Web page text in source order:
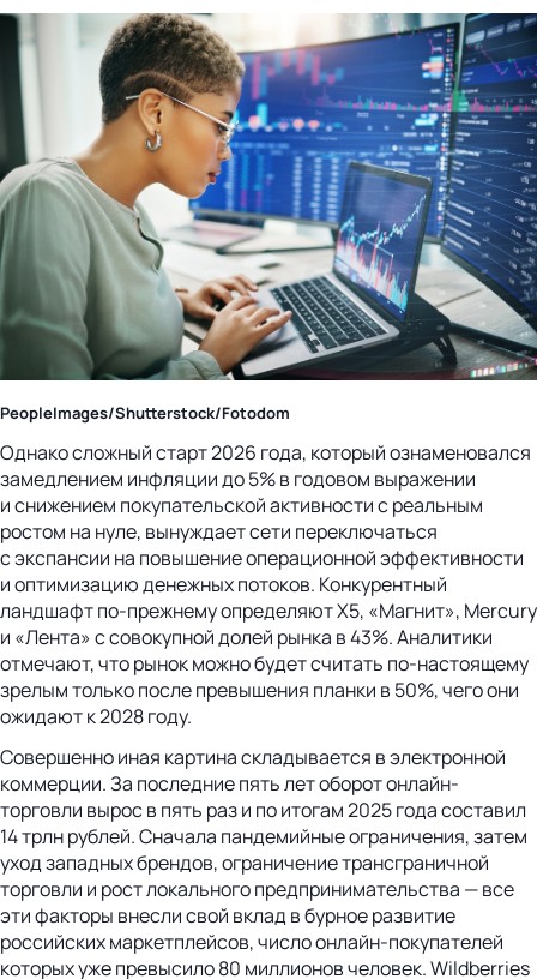
PeopleImages/Shutterstock/Fotodom
Однако сложный старт 2026 года, который ознаменовался
замедлением инфляции до 5% в годовом выражении
и снижением покупательской активности с реальным
ростом на нуле, вынуждает сети переключаться
с экспансии на повышение операционной эффективности
и оптимизацию денежных потоков. Конкурентный
ландшафт по-прежнему определяют Х5, «Магнит», Mercury
и «Лента» с совокупной долей рынка в 43%. Аналитики
отмечают, что рынок можно будет считать по-настоящему
зрелым только после превышения планки в 50%, чего они
ожидают к 2028 году.
Совершенно иная картина складывается в электронной
коммерции. За последние пять лет оборот онлайн-
торговли вырос в пять раз и по итогам 2025 года составил
14 трлн рублей. Сначала пандемийные ограничения, затем
уход западных брендов, ограничение трансграничной
торговли и рост локального предпринимательства — все
эти факторы внесли свой вклад в бурное развитие
российских маркетплейсов, число онлайн-покупателей
которых уже превысило 80 миллионов человек. Wildberries